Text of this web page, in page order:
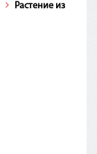
Растение из